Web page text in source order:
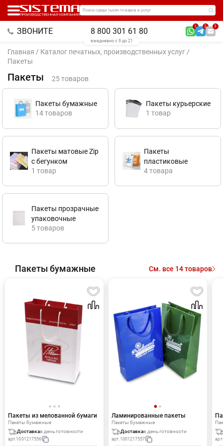
Поиск среди тысяч товаров и услуг
ЗВОНИТЕ 8 800 301 61 80
1 2 3
ежедневно с 9 до 21
Главная / Каталог печатных, производственных услуг /
Пакеты
Пакеты 25 товаров
Пакеты бумажные
14 товаров
Пакеты курьерские
1 товар
Пакеты матовые Zip
с бегунком
1 товар
Пакеты
пластиковые
4 товара
Пакеты прозрачные
упаковочные
5 товаров
Пакеты бумажные См. все 14 товаров
Пакеты из мелованной бумаги
Пакеты бумажные
Доставкав день готовности
арт.1001217556
Ламинированные пакеты
Пакеты бумажные
Доставкав день готовности
арт. 1001217557 арт.